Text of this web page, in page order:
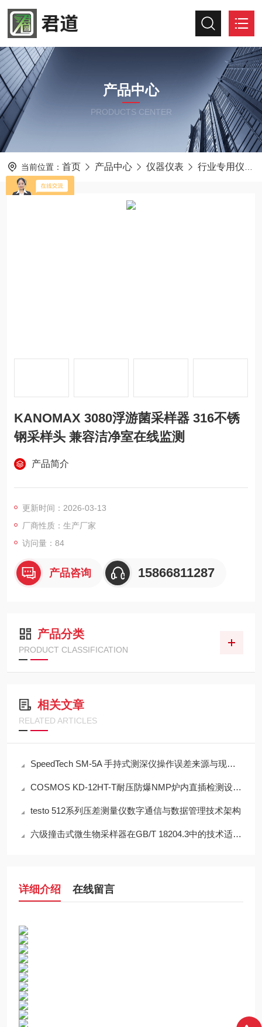
产品中心
PRODUCTS CENTER
当前位置： 首页 产品中心 仪器仪表 行业专用仪器仪表
KANOMAX 3080浮游菌采样器 316不锈
钢采样头 兼容洁净室在线监测
产品简介
更新时间：2026-03-13
厂商性质：生产厂家
访问量：84
产品咨询 15866811287
产品分类
PRODUCT CLASSIFICATION
相关文章
RELATED ARTICLES
SpeedTech SM-5A 手持式测深仪操作误差来源与现场应用技术规范
COSMOS KD-12HT-T耐压防爆NMP炉内直插检测设备工程设计指南
testo 512系列压差测量仪数字通信与数据管理技术架构
六级撞击式微生物采样器在GB/T 18204.3中的技术适配性分析
详细介绍 在线留言